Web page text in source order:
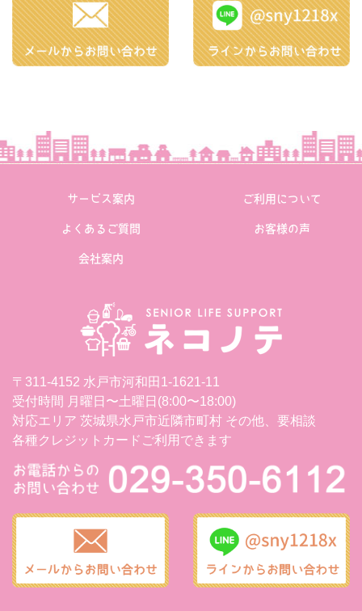
サービス案内 ご利用について
よくあるご質問 お客様の声
会社案内
〒311-4152 水戸市河和田1-1621-11
受付時間 月曜日〜土曜日(8:00〜18:00)
対応エリア 茨城県水戸市近隣市町村 その他、要相談
各種クレジットカードご利用できます